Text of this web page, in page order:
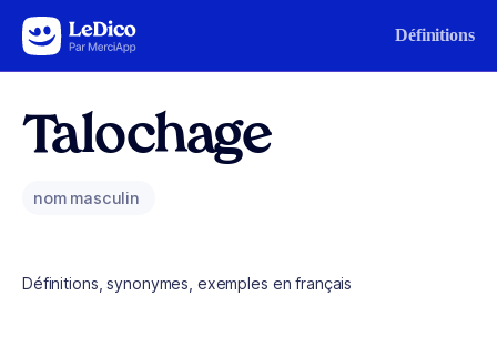
Aller au contenu Définitions
Talochage
nom masculin
Définitions, synonymes, exemples en français